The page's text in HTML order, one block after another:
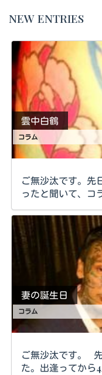
NEW ENTRIES
雲中白鶴
コラム
ご無沙汰です。先
ったと聞いて、コ
妻の誕生日
コラム
ご無沙汰です。 先日九日は、妻の誕生日を祝っ
た。出逢ってから